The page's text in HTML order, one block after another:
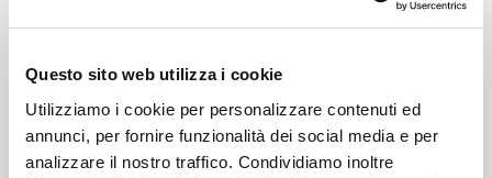
Questo sito web utilizza i cookie
Utilizziamo i cookie per personalizzare contenuti ed
annunci, per fornire funzionalità dei social media e per
analizzare il nostro traffico. Condividiamo inoltre